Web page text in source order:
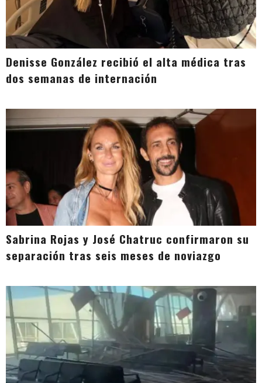
Denisse González recibió el alta médica tras
dos semanas de internación
Sabrina Rojas y José Chatruc confirmaron su
separación tras seis meses de noviazgo